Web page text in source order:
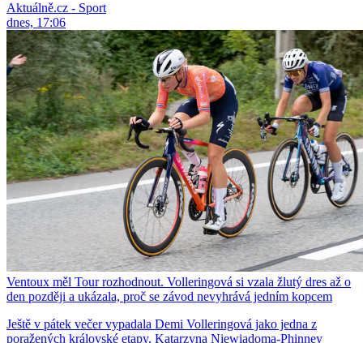
Aktuálně.cz - Sport
dnes, 17:06
Ventoux měl Tour rozhodnout. Volleringová si vzala žlutý dres až o
den později a ukázala, proč se závod nevyhrává jedním kopcem
Ještě v pátek večer vypadala Demi Volleringová jako jedna z
poražených královské etapy. Katarzyna Niewiadoma-Phinney